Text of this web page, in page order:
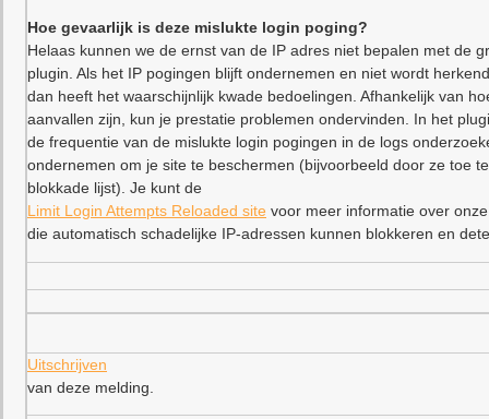
Hoe gevaarlijk is deze mislukte login poging?
Helaas kunnen we de ernst van de IP adres niet bepalen met de
plugin. Als het IP pogingen blijft ondernemen en niet wordt
dan heeft het waarschijnlijk kwade bedoelingen. Afhankelijk van
aanvallen zijn, kun je prestatie problemen ondervinden. In het
de frequentie van de mislukte login pogingen in de logs
ondernemen om je site te beschermen (bijvoorbeeld door ze toe
blokkade lijst). Je kunt de
Limit Login Attempts Reloaded site voor meer informatie over
die automatisch schadelijke IP-adressen kunnen blokkeren en
Uitschrijven
van deze melding.